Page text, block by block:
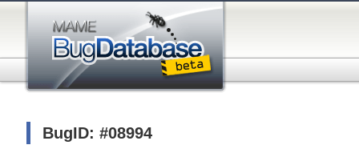
BugID: #08994